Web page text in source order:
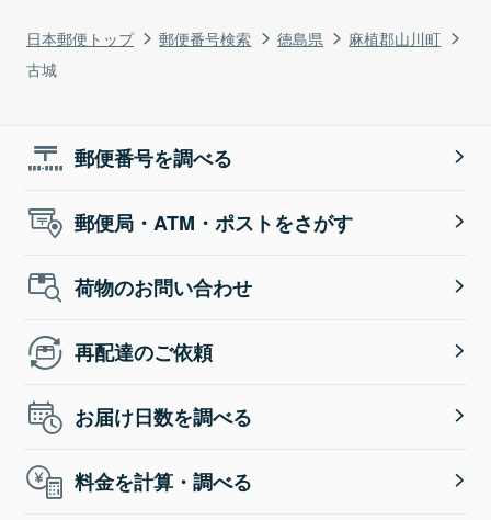
日本郵便トップ 郵便番号検索 徳島県
麻植郡山川町
古城
郵便番号を調べる
郵便局・ATM・ポストをさがす
荷物のお問い合わせ
再配達のご依頼
お届け日数を調べる
料金を計算・調べる